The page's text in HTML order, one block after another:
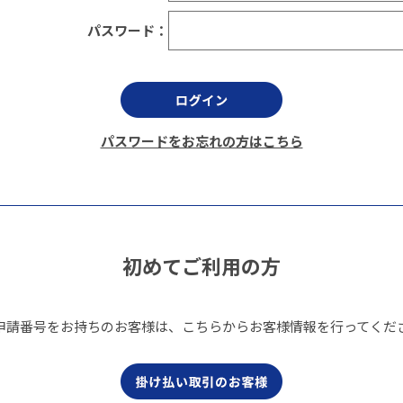
パスワード：
パスワードをお忘れの方はこちら
初めてご利用の方
請番号をお持ちのお客様は、こちらからお客様情報を行ってくだ